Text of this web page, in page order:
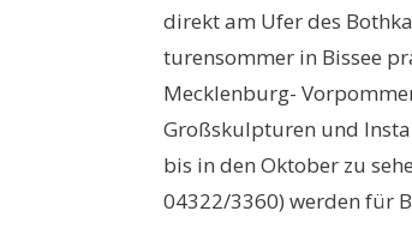
direkt am Ufer des
turensommer in Bissee
Mecklenburg-
Großskulpturen und
bis in den Oktober zu
04322/3360) werden für